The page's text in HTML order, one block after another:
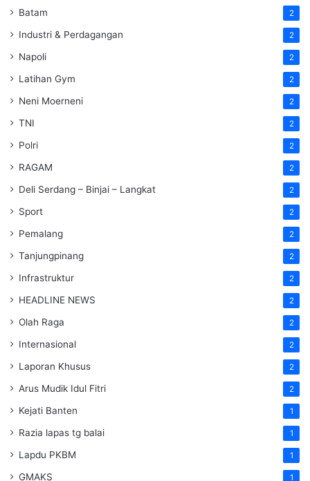
Batam 2
Industri & Perdagangan 2
Napoli 2
Latihan Gym 2
Neni Moerneni 2
TNI 2
Polri 2
RAGAM 2
Deli Serdang – Binjai – Langkat 2
Sport 2
Pemalang 2
Tanjungpinang 2
Infrastruktur 2
HEADLINE NEWS 2
Olah Raga 2
Internasional 2
Laporan Khusus 2
Arus Mudik Idul Fitri 2
Kejati Banten 1
Razia lapas tg balai 1
Lapdu PKBM 1
GMAKS 1